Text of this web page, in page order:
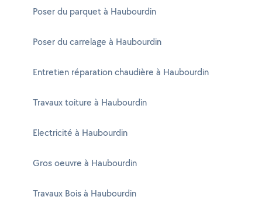
Poser du parquet à Haubourdin
Poser du carrelage à Haubourdin
Entretien réparation chaudière à Haubourdin
Travaux toiture à Haubourdin
Electricité à Haubourdin
Gros oeuvre à Haubourdin
Travaux Bois à Haubourdin